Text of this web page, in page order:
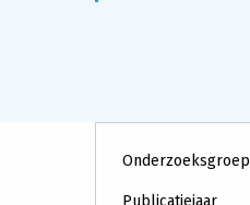
Onderzoeksgroep
Publicatiejaar